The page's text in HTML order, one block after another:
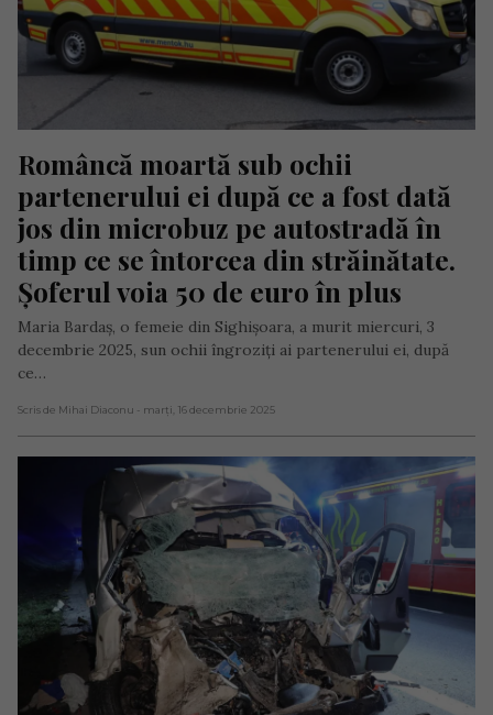
Româncă moartă sub ochii
partenerului ei după ce a fost dată
jos din microbuz pe autostradă în
timp ce se întorcea din străinătate.
Șoferul voia 50 de euro în plus
Maria Bardaș, o femeie din Sighișoara, a murit miercuri, 3
decembrie 2025, sun ochii îngroziți ai partenerului ei, după
ce…
Scris de Mihai Diaconu - marți, 16 decembrie 2025